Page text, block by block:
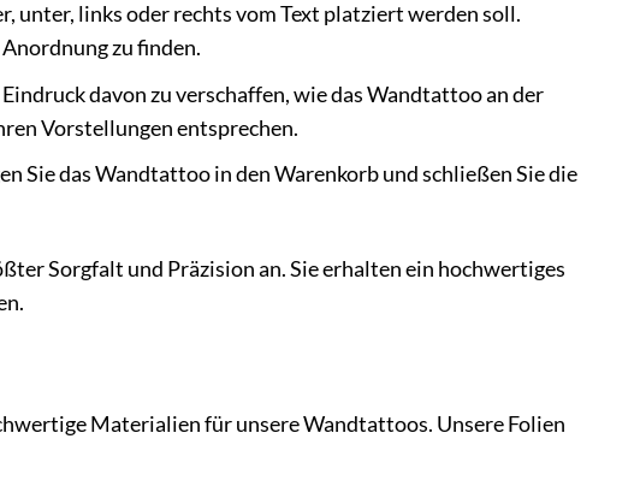
unter, links oder rechts vom Text platziert werden soll.
zu finden.
davon zu verschaffen, wie das Wandtattoo an der
Vorstellungen entsprechen.
Sie das Wandtattoo in den Warenkorb und schließen Sie die
Sorgfalt und Präzision an. Sie erhalten ein hochwertiges
Materialien für unsere Wandtattoos. Unsere Folien